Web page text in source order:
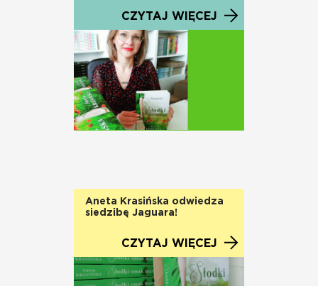
CZYTAJ WIĘCEJ
CZYTAJ WIĘCEJ
Aneta Krasińska odwiedza
siedzibę Jaguara!